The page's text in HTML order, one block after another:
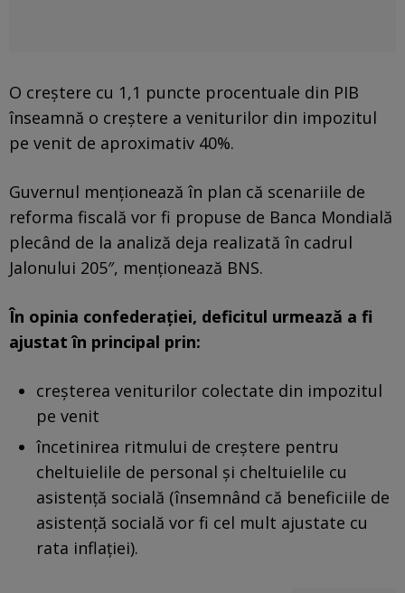
O creştere cu 1,1 puncte procentuale din PIB
înseamnă o creştere a veniturilor din impozitul
pe venit de aproximativ 40%.
Guvernul menţionează în plan că scenariile de
reforma fiscală vor fi propuse de Banca Mondială
plecând de la analiză deja realizată în cadrul
Jalonului 205″, menționează BNS.
În opinia confederației, deficitul urmează a fi
ajustat în principal prin:
creşterea veniturilor colectate din impozitul
pe venit
încetinirea ritmului de creştere pentru
cheltuielile de personal şi cheltuielile cu
asistenţă socială (însemnând că beneficiile de
asistenţă socială vor fi cel mult ajustate cu
rata inflaţiei).